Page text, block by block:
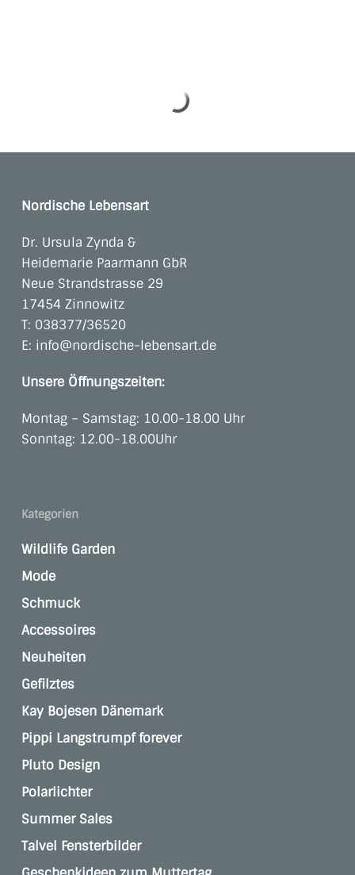
Nordische Lebensart
Dr. Ursula Zynda &
Heidemarie Paarmann GbR
Neue Strandstrasse 29
17454 Zinnowitz
T: 038377/36520
E: info@nordische-lebensart.de
Unsere Öffnungszeiten:
Montag – Samstag: 10.00-18.00 Uhr
Sonntag: 12.00-18.00Uhr
Kategorien
Wildlife Garden
Mode
Schmuck
Accessoires
Neuheiten
Gefilztes
Kay Bojesen Dänemark
Pippi Langstrumpf forever
Pluto Design
Polarlichter
Summer Sales
Talvel Fensterbilder